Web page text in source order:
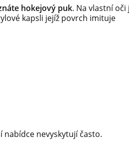
hokejový puk. Na vlastní oči
kapsli jejíž povrch imituje
nabídce nevyskytují často.